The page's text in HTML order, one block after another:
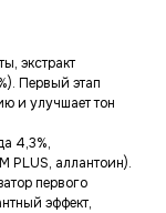
экстракт
Первый этап
и улучшает тон
4,3%,
PLUS, аллантоин).
первого
эффект,